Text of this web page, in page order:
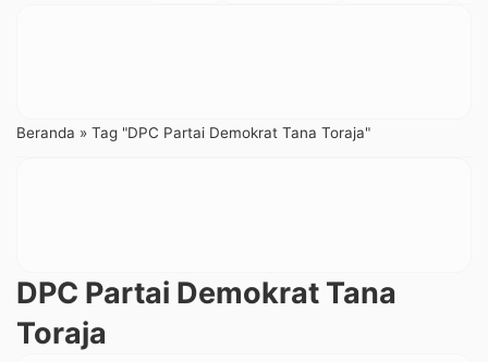
Beranda » Tag "DPC Partai Demokrat Tana Toraja"
DPC Partai Demokrat Tana
Toraja